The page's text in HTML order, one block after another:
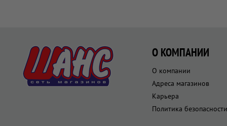
О КОМПАНИИ
О компании
Адреса магазинов
Карьера
Политика безопасности